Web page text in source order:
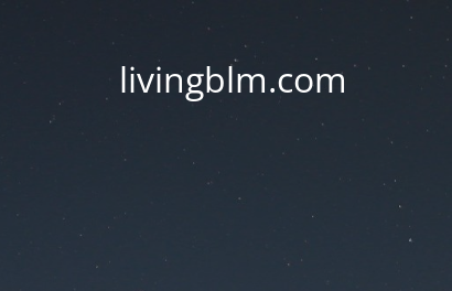
livingblm.com